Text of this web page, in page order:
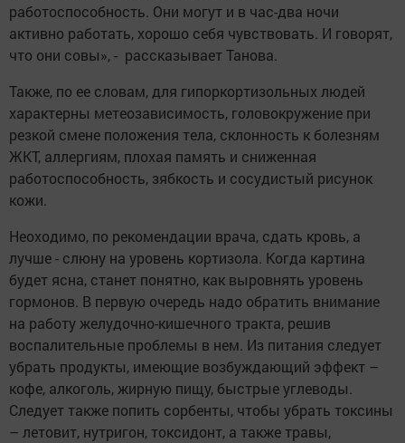
работоспособность. Они могут и в час-два ночи
активно работать, хорошо себя чувствовать. И говорят,
что они совы», - рассказывает Танова.
Также, по ее словам, для гипоркортизольных людей
характерны метеозависимость, головокружение при
резкой смене положения тела, склонность к болезням
ЖКТ, аллергиям, плохая память и сниженная
работоспособность, зябкость и сосудистый рисунок
кожи.
Неоходимо, по рекомендации врача, сдать кровь, а
лучше - слюну на уровень кортизола. Когда картина
будет ясна, станет понятно, как выровнять уровень
гормонов. В первую очередь надо обратить внимание
на работу желудочно-кишечного тракта, решив
воспалительные проблемы в нем. Из питания следует
убрать продукты, имеющие возбуждающий эффект –
кофе, алкоголь, жирную пищу, быстрые углеводы.
Следует также попить сорбенты, чтобы убрать токсины
– летовит, нутригон, токсидонт, а также травы,